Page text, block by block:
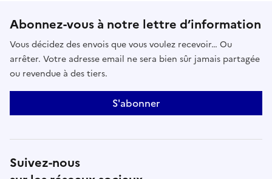
Abonnez-vous à notre lettre d’information
Vous décidez des envois que vous voulez recevoir… Ou
arrêter. Votre adresse email ne sera bien sûr jamais partagée
ou revendue à des tiers.
S'abonner
Suivez-nous